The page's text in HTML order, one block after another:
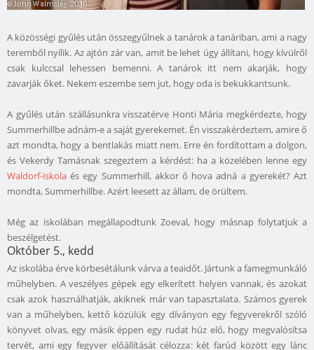
A közösségi gyűlés után összegyűlnek a tanárok a tanáriban, ami a nagy
teremből nyílik. Az ajtón zár van, amit be lehet úgy állítani, hogy kívülről
csak kulccsal lehessen bemenni. A tanárok itt nem akarják, hogy
zavarják őket. Nekem eszembe sem jut, hogy oda is bekukkantsunk.
A gyűlés után szállásunkra visszatérve Honti Mária megkérdezte, hogy
Summerhillbe adnám-e a saját gyerekemet. Én visszakérdeztem, amire ő
azt mondta, hogy a bentlakás miatt nem. Erre én fordítottam a dolgon,
és Vekerdy Tamásnak szegeztem a kérdést: ha a közelében lenne egy
Waldorf-iskola és egy Summerhill, akkor ő hova adná a gyerekét? Azt
mondta, Summerhillbe. Azért leesett az állam, de örültem.
Még az iskolában megállapodtunk Zoeval, hogy másnap folytatjuk a
beszélgetést.
Október 5., kedd
Az iskolába érve körbesétálunk várva a teaidőt. Jártunk a famegmunkáló
műhelyben. A veszélyes gépek egy elkerített helyen vannak, és azokat
csak azok használhatják, akiknek már van tapasztalata. Számos gyerek
van a műhelyben, kettő közülük egy díványon egy fegyverekről szóló
könyvet olvas, egy másik éppen egy rudat húz elő, hogy megvalósítsa
tervét, ami egy fegyver előállítását célozza: két farúd között egy lánc